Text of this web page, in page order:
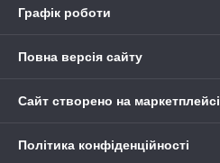
Графік роботи
Повна версія сайту
Сайт створено на маркетплейсі
Політика конфіденційності